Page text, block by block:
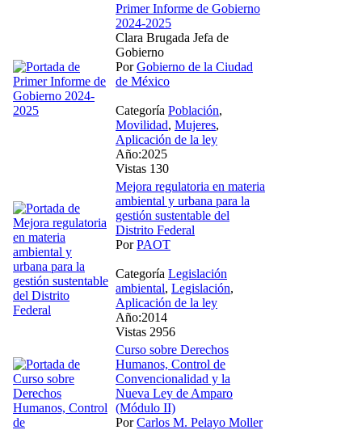
Primer Informe de Gobierno
2024-2025
Clara Brugada Jefa de
Gobierno
PorGobierno de la Ciudad
de México
Categoría Población,
Movilidad, Mujeres,
Aplicación de la ley
Año:2025
Vistas 130
Mejora regulatoria en materia
ambiental y urbana para la
gestión sustentable del
Distrito Federal
PorPAOT
Categoría Legislación
ambiental, Legislación,
Aplicación de la ley
Año:2014
Vistas 2956
Curso sobre Derechos
Humanos, Control de
Convencionalidad y la
Nueva Ley de Amparo
(Módulo II)
PorCarlos M. Pelayo Moller